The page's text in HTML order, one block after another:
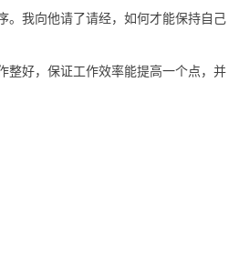
。我向他请了请经，如何才能保持自己
整好，保证工作效率能提高一个点，并